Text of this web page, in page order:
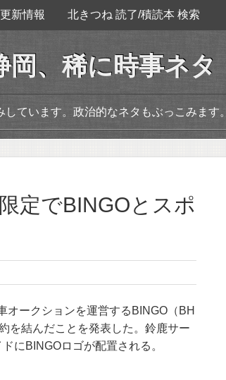
新情報 北きつね 読了/積読本 検索
岡、稀に時事ネタ
ています。政治的なネタもぶっこみます。
定でBINGOとスポ
オークションを運営するBINGO（BH
を結んだことを発表した。鈴鹿サー
にBINGOロゴが配置される。